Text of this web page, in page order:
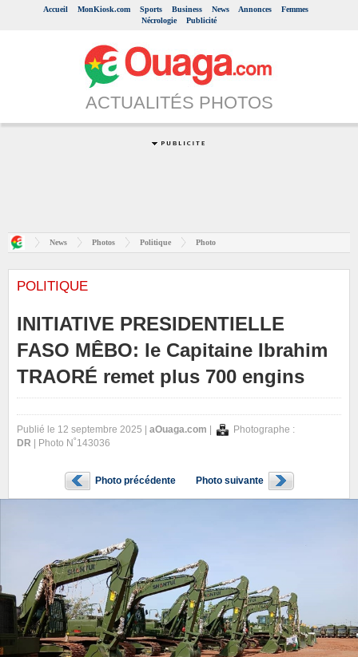
Accueil MonKiosk.com Sports Business News Annonces
Femmes
Nécrologie
Publicité
ACTUALITÉS PHOTOS
News Photos Politique Photo
POLITIQUE
INITIATIVE PRESIDENTIELLE
FASO MÊBO: le Capitaine Ibrahim
TRAORÉ remet plus 700 engins
Publié le 12 septembre 2025 | aOuaga.com
Photographe :
DR | Photo N˚143036
Photo précédente Photo suivante